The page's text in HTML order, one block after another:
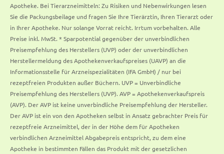
Apotheke. Bei Tierarzneimitteln: Zu Risiken und Nebenwirkungen lesen
Sie die Packungsbeilage und fragen Sie Ihre Tierärztin, Ihren Tierarzt oder
in Ihrer Apotheke. Nur solange Vorrat reicht. Irrtum vorbehalten. Alle
Preise inkl. MwSt. * Sparpotential gegenüber der unverbindlichen
Preisempfehlung des Herstellers (UVP) oder der unverbindlichen
Herstellermeldung des Apothekenverkaufspreises (UAVP) an die
Informationsstelle für Arzneispezialitäten (IFA GmbH) / nur bei
rezeptfreien Produkten außer Büchern. UVP = Unverbindliche
Preisempfehlung des Herstellers (UVP). AVP = Apothekenverkaufspreis
(AVP). Der AVP ist keine unverbindliche Preisempfehlung der Hersteller.
Der AVP ist ein von den Apotheken selbst in Ansatz gebrachter Preis für
rezeptfreie Arzneimittel, der in der Höhe dem für Apotheken
verbindlichen Arzneimittel Abgabepreis entspricht, zu dem eine
Apotheke in bestimmten Fällen das Produkt mit der gesetzlichen